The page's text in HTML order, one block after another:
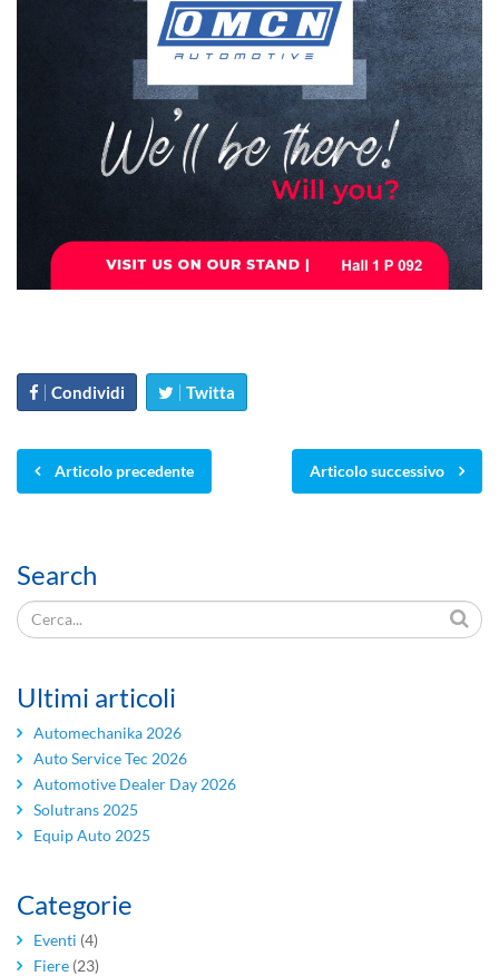
Condividi Twitta
Articolo precedente Articolo successivo
Search
Ultimi articoli
Automechanika 2026
Auto Service Tec 2026
Automotive Dealer Day 2026
Solutrans 2025
Equip Auto 2025
Categorie
Eventi (4)
Fiere (23)